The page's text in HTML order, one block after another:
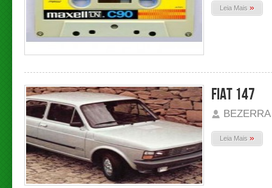
Leia Mais »
FIAT 147
BEZERRA
Leia Mais »